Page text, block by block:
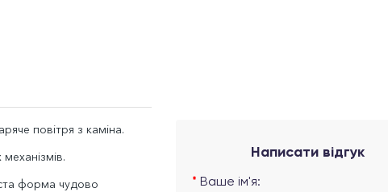
повітря з каміна.
форма чудово
Написати відгук
Ваше ім'я: